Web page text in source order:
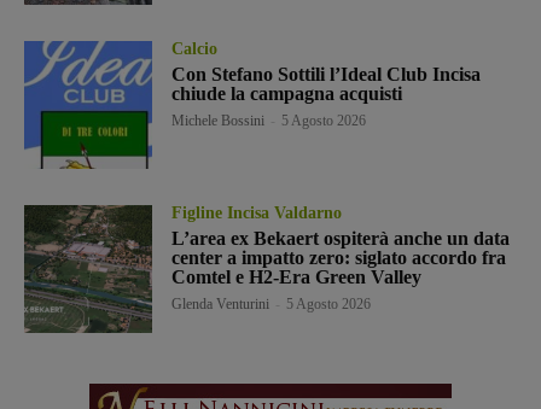
Calcio
Con Stefano Sottili l’Ideal Club Incisa
chiude la campagna acquisti
Michele Bossini 5 Agosto 2026
Figline Incisa Valdarno
L’area ex Bekaert ospiterà anche un data
center a impatto zero: siglato accordo fra
Comtel e H2-Era Green Valley
Glenda Venturini 5 Agosto 2026